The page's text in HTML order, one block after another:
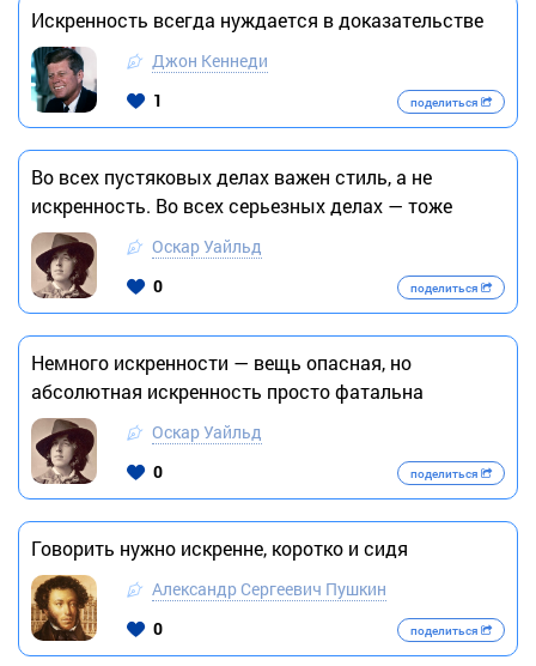
Искренность всегда нуждается в доказательстве
Джон Кеннеди
1
поделиться
Во всех пустяковых делах важен стиль, а не
искренность. Во всех серьезных делах — тоже
Оскар Уайльд
0
поделиться
Немного искренности — вещь опасная, но
абсолютная искренность просто фатальна
Оскар Уайльд
0
поделиться
Говорить нужно искренне, коротко и сидя
Александр Сергеевич Пушкин
0
поделиться